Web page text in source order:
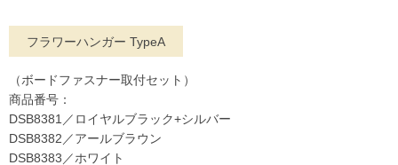
フラワーハンガー TypeA
（ボードファスナー取付セット）
商品番号：
DSB8381／ロイヤルブラック+シルバー
DSB8382／アールブラウン
DSB8383／ホワイト